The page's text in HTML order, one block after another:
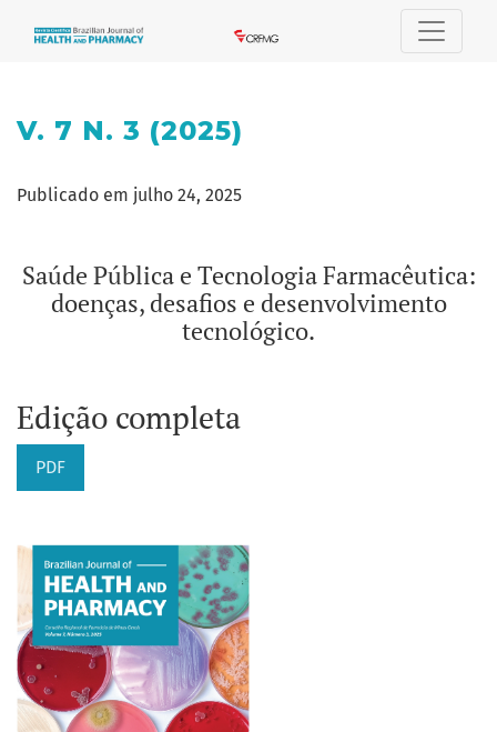
v. 7 n. 3 (2025): Saúde Pública e Tecnologia
V. 7 N. 3 (2025)
Publicado em julho 24, 2025
Saúde Pública e Tecnologia Farmacêutica:
doenças, desafios e desenvolvimento
tecnológico.
Edição completa
PDF